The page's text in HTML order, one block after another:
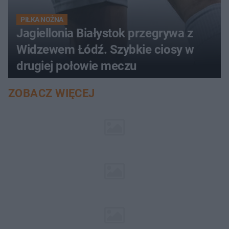
PIŁKA NOŻNA
Jagiellonia Białystok przegrywa z
Widzewem Łódź. Szybkie ciosy w
drugiej połowie meczu
ZOBACZ WIĘCEJ